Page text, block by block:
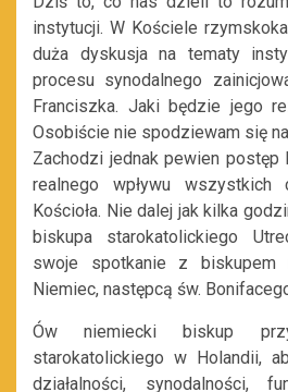
instytucji. W Kościele
duża dyskusja na tematy
procesu synodalnego
Franciszka. Jaki będzie jego
Osobiście nie spodziewam się
Zachodzi jednak pewien postęp
realnego wpływu wszystkich
Kościoła. Nie dalej jak kilka
biskupa starokatolickiego
swoje spotkanie z biskupem
Niemiec, następcą św.
Ów niemiecki biskup
starokatolickiego w Holandii,
działalności, synodalności,